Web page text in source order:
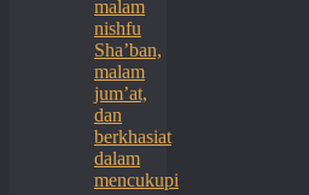
malam
nishfu
Sha’ban,
malam
jum’at,
dan
berkhasiat
dalam
mencukupi